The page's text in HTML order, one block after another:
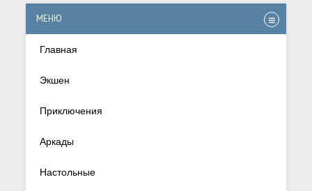
МЕНЮ
Главная
Экшен
Приключения
Аркады
Настольные